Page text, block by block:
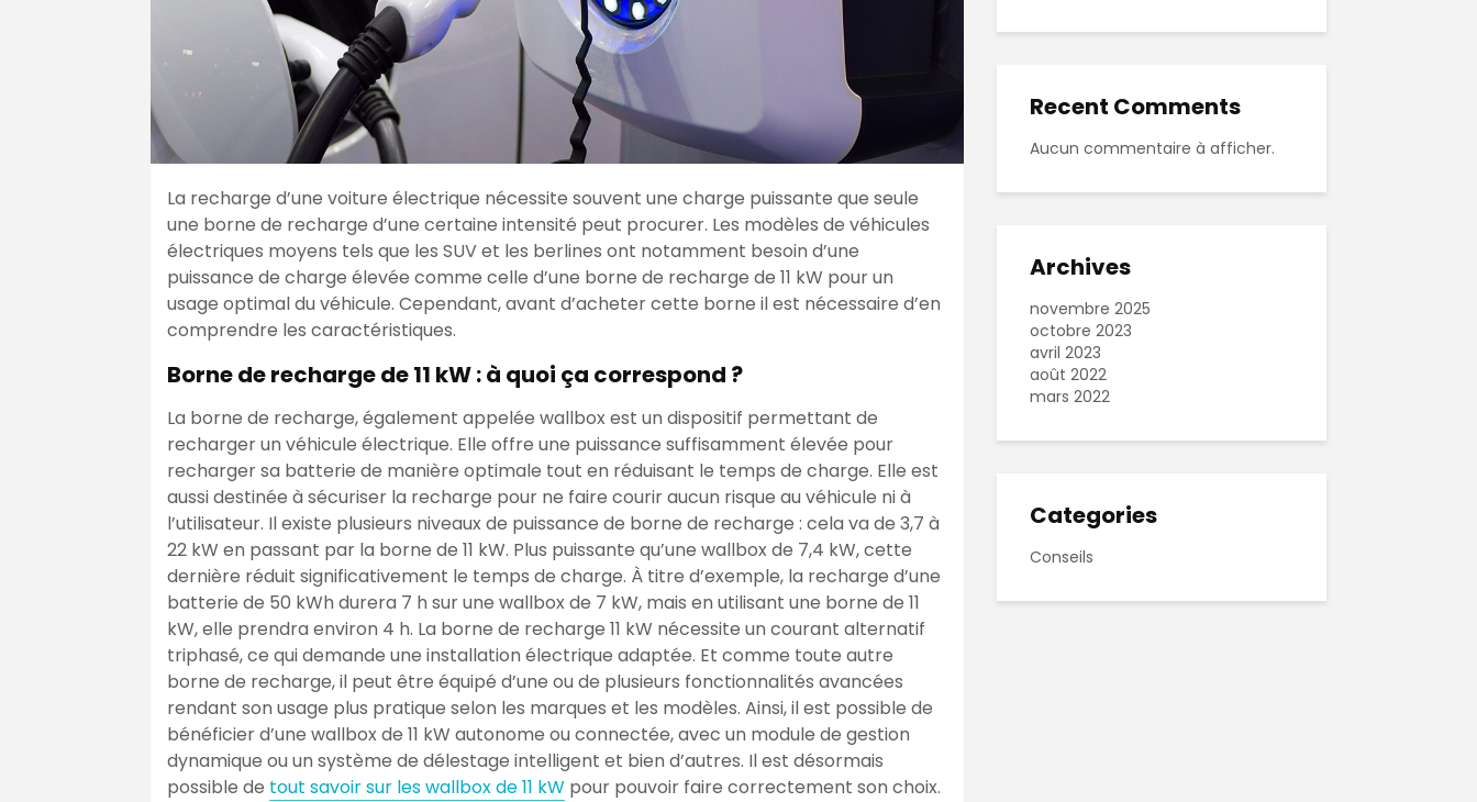
La recharge d’une voiture électrique nécessite souvent une charge puissante que seule
une borne de recharge d’une certaine intensité peut procurer. Les modèles de véhicules
électriques moyens tels que les SUV et les berlines ont notamment besoin d’une
puissance de charge élevée comme celle d’une borne de recharge de 11 kW pour un
usage optimal du véhicule. Cependant, avant d’acheter cette borne il est nécessaire d’en
comprendre les caractéristiques.
Borne de recharge de 11 kW : à quoi ça correspond ?
La borne de recharge, également appelée wallbox est un dispositif permettant de
recharger un véhicule électrique. Elle offre une puissance suffisamment élevée pour
recharger sa batterie de manière optimale tout en réduisant le temps de charge. Elle est
aussi destinée à sécuriser la recharge pour ne faire courir aucun risque au véhicule ni à
l’utilisateur. Il existe plusieurs niveaux de puissance de borne de recharge : cela va de 3,7 à
22 kW en passant par la borne de 11 kW. Plus puissante qu’une wallbox de 7,4 kW, cette
dernière réduit significativement le temps de charge. À titre d’exemple, la recharge d’une
batterie de 50 kWh durera 7 h sur une wallbox de 7 kW, mais en utilisant une borne de 11
kW, elle prendra environ 4 h. La borne de recharge 11 kW nécessite un courant alternatif
triphasé, ce qui demande une installation électrique adaptée. Et comme toute autre
borne de recharge, il peut être équipé d’une ou de plusieurs fonctionnalités avancées
rendant son usage plus pratique selon les marques et les modèles. Ainsi, il est possible de
bénéficier d’une wallbox de 11 kW autonome ou connectée, avec un module de gestion
dynamique ou un système de délestage intelligent et bien d’autres. Il est désormais
possible de tout savoir sur les wallbox de 11 kW pour pouvoir faire correctement son choix.
Recent Comments
Aucun commentaire à afficher.
Archives
novembre 2025
octobre 2023
avril 2023
août 2022
mars 2022
Categories
Conseils